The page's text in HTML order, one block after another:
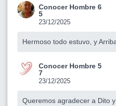
Conocer Hombre 6
5
23/12/2025
Hermoso todo estuvo, y
Conocer Hombre 5
7
23/12/2025
Queremos agradecer a Dito